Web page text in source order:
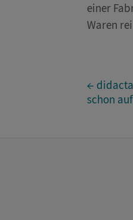
einer
Waren
← didacta
schon